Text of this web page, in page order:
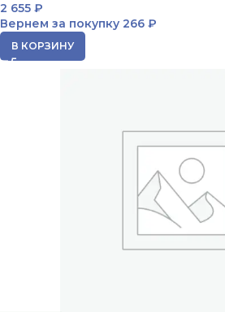
2 655 ₽
Вернем за покупку 266 ₽
В КОРЗИНУ